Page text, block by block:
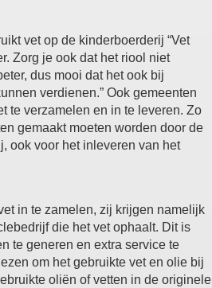
vet op de kinderboerderij “Vet
Zorg je ook dat het riool niet
dus mooi dat het ook bij
verdienen.” Ook gemeenten
te verzamelen en in te leveren. Zo
gemaakt moeten worden door de
ook voor het inleveren van het
in te zamelen, zij krijgen namelijk
die het vet ophaalt. Dit is
te generen en extra service te
om het gebruikte vet en olie bij
oliën of vetten in de originele